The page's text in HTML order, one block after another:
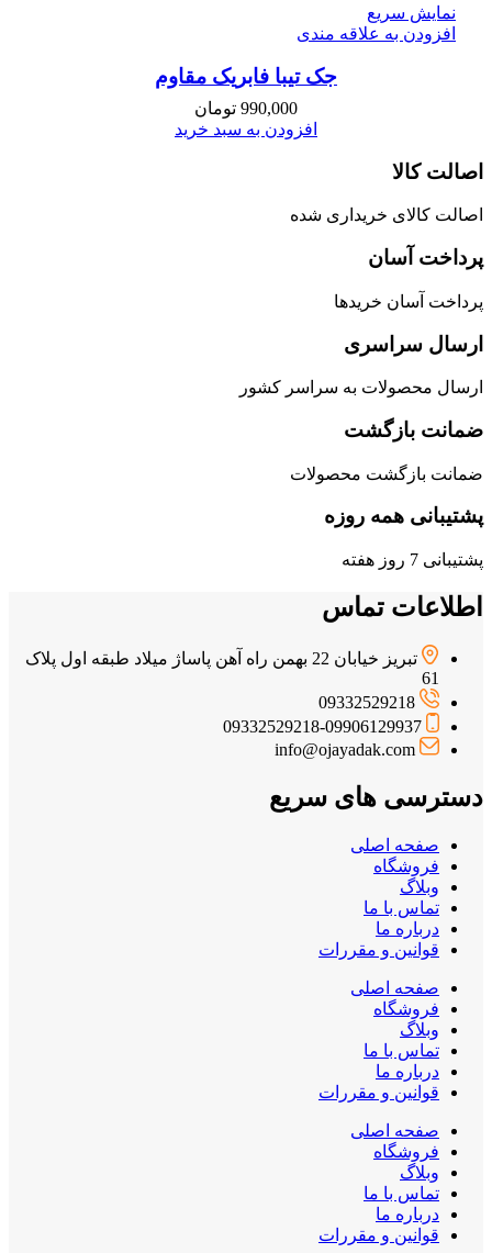
نمایش سریع
افزودن به علاقه مندی
جک تیبا فابریک مقاوم
990,000 تومان
افزودن به سبد خرید
اصالت کالا
اصالت کالای خریداری شده
پرداخت آسان
پرداخت آسان خریدها
ارسال سراسری
ارسال محصولات به سراسر کشور
ضمانت بازگشت
ضمانت بازگشت محصولات
پشتیبانی همه روزه
پشتیبانی 7 روز هفته
اطلاعات تماس
تبریز خیابان 22 بهمن راه آهن پاساژ میلاد طبقه اول پلاک
61
09332529218
09332529218-09906129937
info@ojayadak.com
دسترسی های سریع
صفحه اصلی
فروشگاه
وبلاگ
تماس با ما
درباره ما
قوانین و مقررات
صفحه اصلی
فروشگاه
وبلاگ
تماس با ما
درباره ما
قوانین و مقررات
صفحه اصلی
فروشگاه
وبلاگ
تماس با ما
درباره ما
قوانین و مقررات